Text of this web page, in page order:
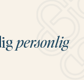
personlig